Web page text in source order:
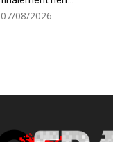
07/08/2026